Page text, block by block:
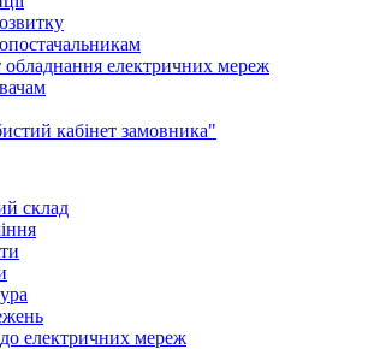
обладнання електричних мереж
кабінет замовника"
склад
електричних мереж